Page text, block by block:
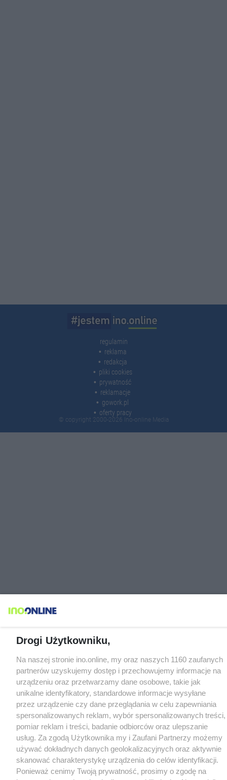
regulamin
reklama
redakcja
pliki cookies
prywatność
reklamacje
gowork.pl
oferty pracy
© copyright 2000-2026 Ino-online Media
Drogi Użytkowniku,
Na naszej stronie ino.online, my oraz naszych 1160 zaufanych
partnerów uzyskujemy dostęp i przechowujemy informacje na
urządzeniu oraz przetwarzamy dane osobowe, takie jak
unikalne identyfikatory, standardowe informacje wysyłane
przez urządzenie czy dane przeglądania w celu zapewniania
spersonalizowanych reklam, wybór spersonalizowanych treści,
pomiar reklam i treści, badanie odbiorców oraz ulepszanie
usług. Za zgodą Użytkownika my i Zaufani Partnerzy możemy
używać dokładnych danych geolokalizacyjnych oraz aktywnie
skanować charakterystykę urządzenia do celów identyfikacji.
Ponieważ cenimy Twoją prywatność, prosimy o zgodę na